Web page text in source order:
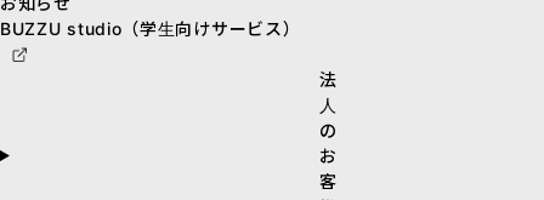
BUZZU studio（学生向けサービス）
法
人
の
お
客